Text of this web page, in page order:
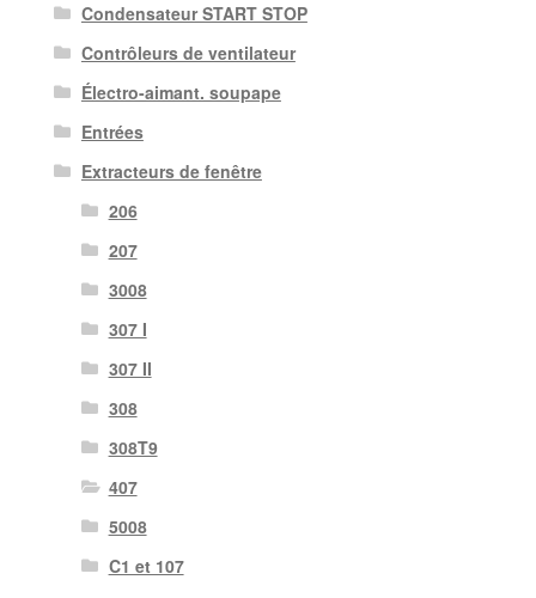
Condensateur START STOP
Contrôleurs de ventilateur
Électro-aimant. soupape
Entrées
Extracteurs de fenêtre
206
207
3008
307 I
307 II
308
308T9
407
5008
C1 et 107